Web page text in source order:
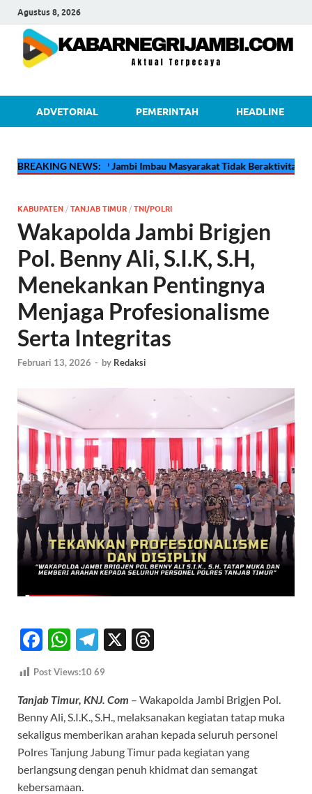
Agustus 8, 2026
ADVETORIAL PEMERINTAH HEADLINE
BREAKING NEWS:
🔴Pertamina EP Jambi Imbau Masyarakat Tidak Beraktivitas di Atas
KABUPATEN / TANJAB TIMUR / TNI/POLRI
Wakapolda Jambi Brigjen
Pol. Benny Ali, S.I.K, S.H,
Menekankan Pentingnya
Menjaga Profesionalisme
Serta Integritas
Februari 13, 2026 - by Redaksi
F
ac
e
b
o
o
k
W
h
at
s
A
p
p
T
el
e
gr
a
m
X
a
ds
Post Views:10 69
Tanjab Timur, KNJ. Com – Wakapolda Jambi Brigjen Pol.
Benny Ali, S.I.K., S.H., melaksanakan kegiatan tatap muka
sekaligus memberikan arahan kepada seluruh personel
Polres Tanjung Jabung Timur pada kegiatan yang
berlangsung dengan penuh khidmat dan semangat
kebersamaan.